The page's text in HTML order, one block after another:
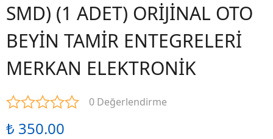
SMD) (1 ADET) ORİJİNAL OTO
BEYİN TAMİR ENTEGRELERİ
MERKAN ELEKTRONİK
0 Değerlendirme
₺ 350.00